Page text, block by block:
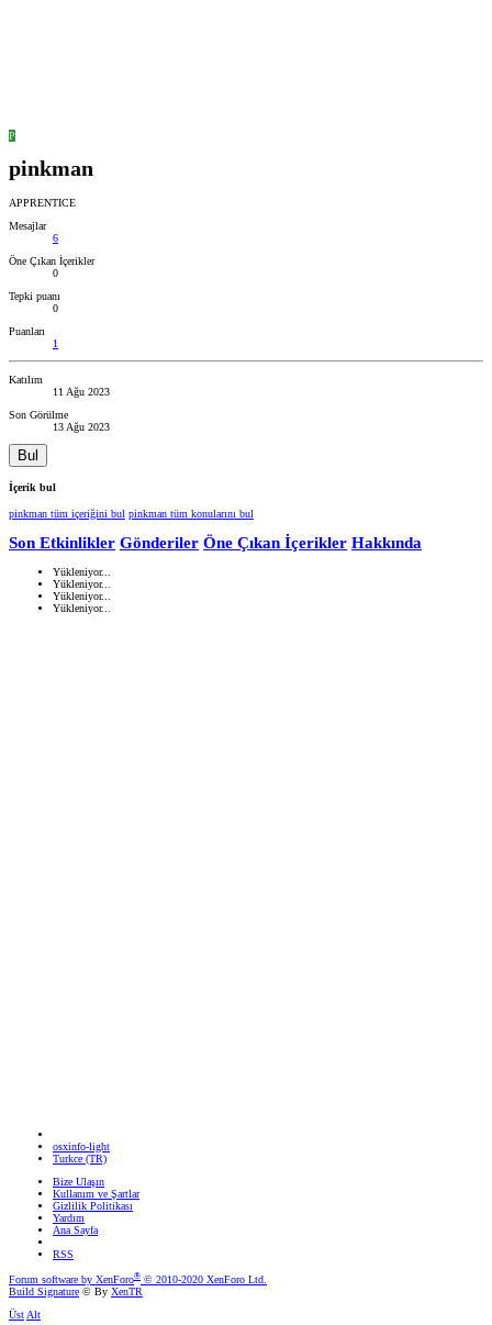
P
pinkman
APPRENTICE
Mesajlar
6
Öne Çıkan İçerikler
0
Tepki puanı
0
Puanları
1
Katılım
11 Ağu 2023
Son Görülme
13 Ağu 2023
Bul
İçerik bul
pinkman tüm içeriğini bul pinkman tüm konularını bul
Son Etkinlikler Gönderiler Öne Çıkan İçerikler Hakkında
Yükleniyor...
Yükleniyor...
Yükleniyor...
Yükleniyor...
osxinfo-light
Turkce (TR)
Bize Ulaşın
Kullanım ve Şartlar
Gizlilik Politikası
Yardım
Ana Sayfa
RSS
Forum software by XenForo® © 2010-2020 XenForo Ltd.
Build Signature © By XenTR
ÜstAlt